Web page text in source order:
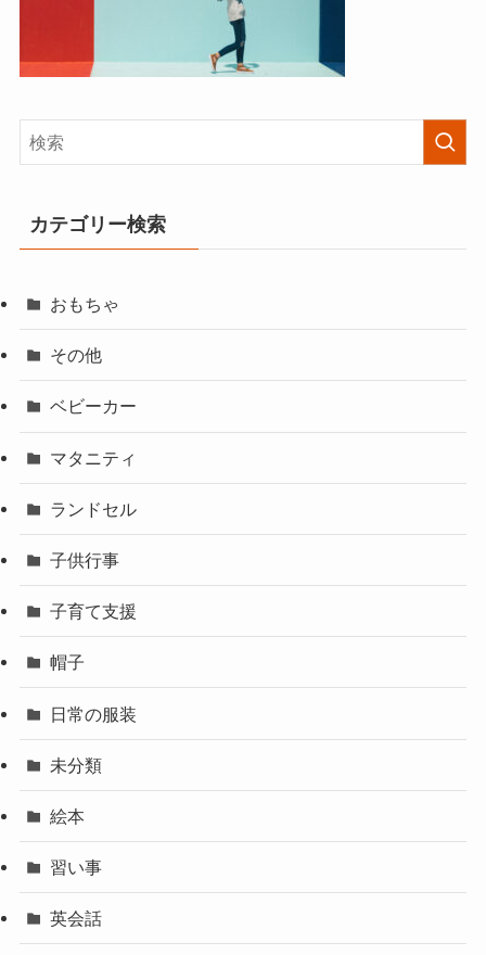
カテゴリー検索
おもちゃ
その他
ベビーカー
マタニティ
ランドセル
子供行事
子育て支援
帽子
日常の服装
未分類
絵本
習い事
英会話